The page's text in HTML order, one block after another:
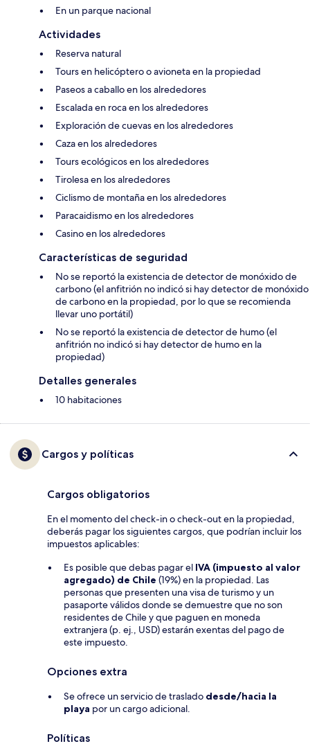
En un parque nacional
Actividades
Reserva natural
Tours en helicóptero o avioneta en la propiedad
Paseos a caballo en los alrededores
Escalada en roca en los alrededores
Exploración de cuevas en los alrededores
Caza en los alrededores
Tours ecológicos en los alrededores
Tirolesa en los alrededores
Ciclismo de montaña en los alrededores
Paracaidismo en los alrededores
Casino en los alrededores
Características de seguridad
No se reportó la existencia de detector de monóxido de
carbono (el anfitrión no indicó si hay detector de monóxido
de carbono en la propiedad, por lo que se recomienda
llevar uno portátil)
No se reportó la existencia de detector de humo (el
anfitrión no indicó si hay detector de humo en la
propiedad)
Detalles generales
10 habitaciones
Cargos y políticas
Cargos obligatorios
En el momento del check-in o check-out en la propiedad,
deberás pagar los siguientes cargos, que podrían incluir los
impuestos aplicables:
Es posible que debas pagar el IVA (impuesto al valor
agregado) de Chile (19%) en la propiedad. Las
personas que presenten una visa de turismo y un
pasaporte válidos donde se demuestre que no son
residentes de Chile y que paguen en moneda
extranjera (p. ej., USD) estarán exentas del pago de
este impuesto.
Opciones extra
Se ofrece un servicio de traslado desde/hacia la
playa por un cargo adicional.
Políticas